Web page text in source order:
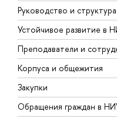
Руководство и структура
Устойчивое развитие в
Преподаватели и
Корпуса и общежития
Закупки
Обращения граждан в